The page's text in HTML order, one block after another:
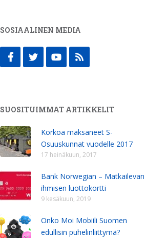
SOSIAALINEN MEDIA
SUOSITUIMMAT ARTIKKELIT
Korkoa maksaneet S-
Osuuskunnat vuodelle 2017
17 heinäkuun, 2017
Bank Norwegian – Matkailevan
ihmisen luottokortti
9 kesäkuun, 2019
Onko Moi Mobiili Suomen
edullisin puhelinliittymä?